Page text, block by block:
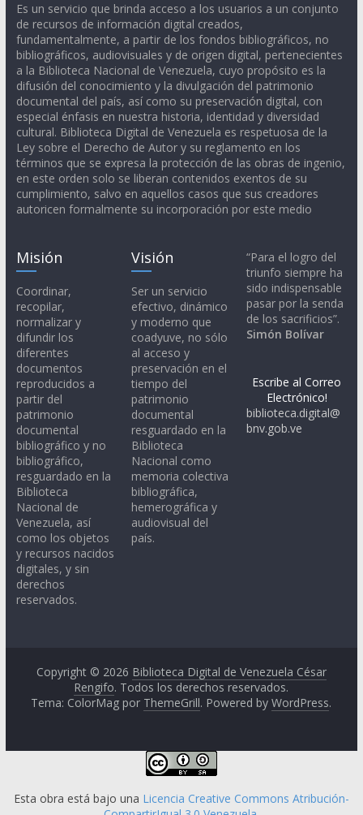
Es un servicio que brinda acceso a los usuarios a un conjunto
de recursos de información digital creados,
fundamentalmente, a partir de los fondos bibliográficos, no
bibliográficos, audiovisuales y de origen digital, pertenecientes
a la Biblioteca Nacional de Venezuela, cuyo propósito es la
difusión del conocimiento y la divulgación del patrimonio
documental del país, así como su preservación digital, con
especial énfasis en nuestra historia, identidad y diversidad
cultural. Biblioteca Digital de Venezuela es respetuosa de la
Ley sobre el Derecho de Autor y su reglamento en los
términos que se expresa la protección de las obras de ingenio,
en este orden solo se liberan contenidos exentos de su
cumplimiento, salvo en aquellos casos que sus creadores
autoricen formalmente su incorporación por este medio
Misión
Coordinar,
recopilar,
normalizar y
difundir los
diferentes
documentos
reproducidos a
partir del
patrimonio
documental
bibliográfico y no
bibliográfico,
resguardado en la
Biblioteca
Nacional de
Venezuela, así
como los objetos
y recursos nacidos
digitales, y sin
derechos
reservados.
Visión
Ser un servicio
efectivo, dinámico
y moderno que
coadyuve, no sólo
al acceso y
preservación en el
tiempo del
patrimonio
documental
resguardado en la
Biblioteca
Nacional como
memoria colectiva
bibliográfica,
hemerográfica y
audiovisual del
país.
“Para el logro del
triunfo siempre ha
sido indispensable
pasar por la senda
de los sacrificios”.
Simón Bolívar
Escribe al Correo
Electrónico!
biblioteca.digital@
bnv.gob.ve
Copyright © 2026 Biblioteca Digital de Venezuela César
Rengifo. Todos los derechos reservados.
Tema: ColorMag por ThemeGrill. Powered byWordPress.
Esta obra está bajo una Licencia Creative Commons Atribución-